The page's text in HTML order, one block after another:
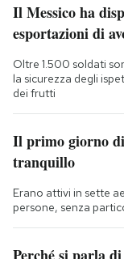
Il Messico ha
esportazioni di
Oltre 1.500 soldati
la sicurezza degli
dei frutti
Il primo giorno
tranquillo
Erano attivi in sette
persone, senza
Perché si parla